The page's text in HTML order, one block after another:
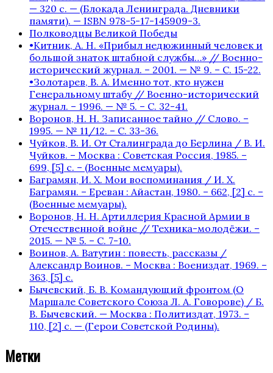
— 320 с. — (Блокада Ленинграда. Дневники
памяти). — ISBN 978-5-17-145909-3.
Полководцы Великой Победы
•Китник, А. Н. «Прибыл недюжинный человек и
большой знаток штабной службы…» // Военно-
исторический журнал. – 2001. — № 9. – С. 15-22.
•Золотарев, В. А. Именно тот, кто нужен
Генеральному штабу // Военно-исторический
журнал. – 1996. — № 5. – С. 32-41.
Воронов, Н. Н. Записанное тайно // Слово. –
1995. — № 11/12. – С. 33-36.
Чуйков, В. И. От Сталинграда до Берлина / В. И.
Чуйков. – Москва : Советская Россия, 1985. –
699, [5] с. – (Военные мемуары).
Баграмян, И. Х. Мои воспоминания / И. Х.
Баграмян. – Ереван : Айастан, 1980. – 662, [2] c. –
(Военные мемуары).
Воронов, Н. Н. Артиллерия Красной Армии в
Отечественной войне // Техника-молодёжи. –
2015. — № 5. – С. 7-10.
Воинов, А. Ватутин : повесть, рассказы /
Александр Воинов. – Москва : Воениздат, 1969. –
363, [5] с.
Бычевский, Б. В. Командующий фронтом (О
Маршале Советского Союза Л. А. Говорове) / Б.
В. Бычевский. — Москва : Политиздат, 1973. –
110, [2] с. — (Герои Советской Родины).
Метки